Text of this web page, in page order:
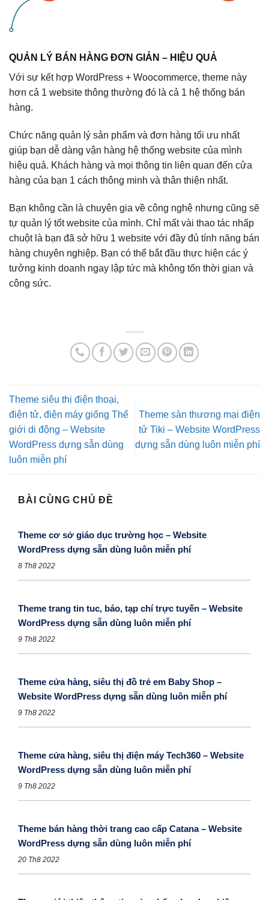
QUẢN LÝ BÁN HÀNG ĐƠN GIẢN – HIỆU QUẢ
Với sự kết hợp WordPress + Woocommerce, theme này
hơn cả 1 website thông thường đó là cả 1 hệ thống bán
hàng.
Chức năng quản lý sản phẩm và đơn hàng tối ưu nhất
giúp bạn dễ dàng vận hàng hệ thống website của mình
hiệu quả. Khách hàng và mọi thông tin liên quan đến cửa
hàng của bạn 1 cách thông minh và thân thiện nhất.
Bạn không cần là chuyên gia về công nghệ nhưng cũng sẽ
tự quản lý tốt website của mình. Chỉ mất vài thao tác nhấp
chuột là bạn đã sở hữu 1 website với đầy đủ tính năng bán
hàng chuyên nghiệp. Bạn có thể bắt đầu thực hiện các ý
tưởng kinh doanh ngay lập tức mà không tốn thời gian và
công sức.
Theme siêu thị điện thoại,
điện tử, điện máy giống Thế
giới di động – Website
WordPress dựng sẵn dùng
luôn miễn phí
Theme sàn thương mại điện
tử Tiki – Website WordPress
dựng sẵn dùng luôn miễn phí
BÀI CÙNG CHỦ ĐỀ
Theme cơ sở giáo dục trường học – Website
WordPress dựng sẵn dùng luôn miễn phí
8 Th8 2022
Theme trang tin tuc, báo, tạp chí trực tuyến – Website
WordPress dựng sẵn dùng luôn miễn phí
9 Th8 2022
Theme cửa hàng, siêu thị đồ trẻ em Baby Shop –
Website WordPress dựng sẵn dùng luôn miễn phí
9 Th8 2022
Theme cửa hàng, siêu thị điện máy Tech360 – Website
WordPress dựng sẵn dùng luôn miễn phí
9 Th8 2022
Theme bán hàng thời trang cao cấp Catana – Website
WordPress dựng sẵn dùng luôn miễn phí
20 Th8 2022